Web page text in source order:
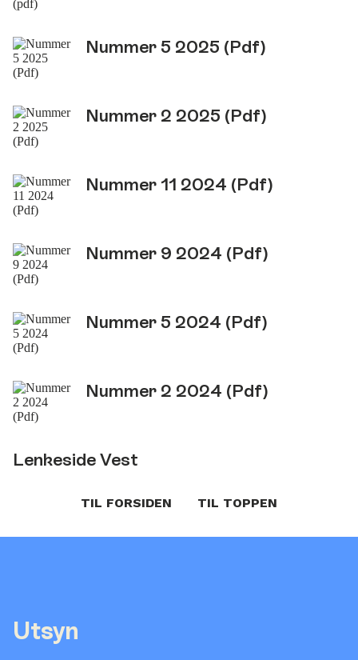
Nummer 5 2025 (Pdf)
Nummer 2 2025 (Pdf)
Nummer 11 2024 (Pdf)
Nummer 9 2024 (Pdf)
Nummer 5 2024 (Pdf)
Nummer 2 2024 (Pdf)
Lenkeside Vest
TIL FORSIDEN TIL TOPPEN
Utsyn